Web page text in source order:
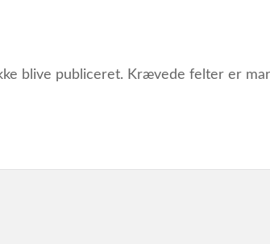
blive publiceret. Krævede felter er